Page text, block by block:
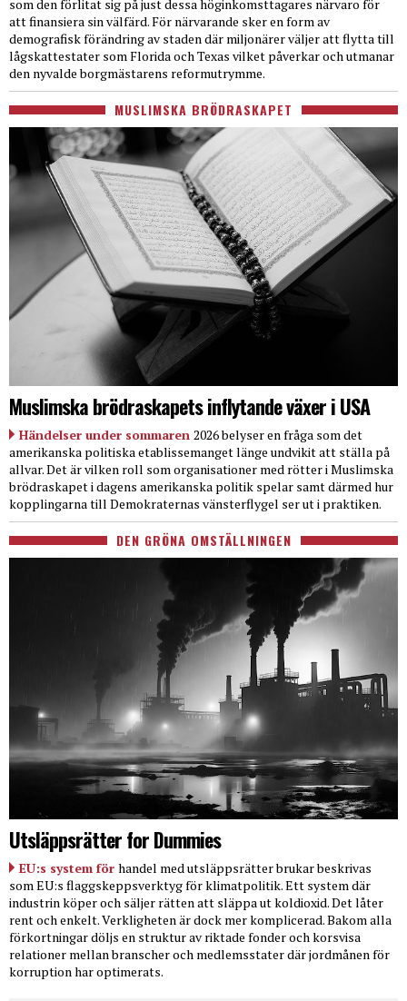
som den förlitat sig på just dessa höginkomsttagares närvaro för
att finansiera sin välfärd. För närvarande sker en form av
demografisk förändring av staden där miljonärer väljer att flytta till
lågskattestater som Florida och Texas vilket påverkar och utmanar
den nyvalde borgmästarens reformutrymme.
MUSLIMSKA BRÖDRASKAPET
Muslimska brödraskapets inflytande växer i USA
Händelser under sommaren 2026 belyser en fråga som det
amerikanska politiska etablissemanget länge undvikit att ställa på
allvar. Det är vilken roll som organisationer med rötter i Muslimska
brödraskapet i dagens amerikanska politik spelar samt därmed hur
kopplingarna till Demokraternas vänsterflygel ser ut i praktiken.
DEN GRÖNA OMSTÄLLNINGEN
Utsläppsrätter for Dummies
EU:s system för handel med utsläppsrätter brukar beskrivas
som EU:s flaggskeppsverktyg för klimatpolitik. Ett system där
industrin köper och säljer rätten att släppa ut koldioxid. Det låter
rent och enkelt. Verkligheten är dock mer komplicerad. Bakom alla
förkortningar döljs en struktur av riktade fonder och korsvisa
relationer mellan branscher och medlemsstater där jordmånen för
korruption har optimerats.